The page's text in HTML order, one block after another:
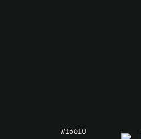
#13610